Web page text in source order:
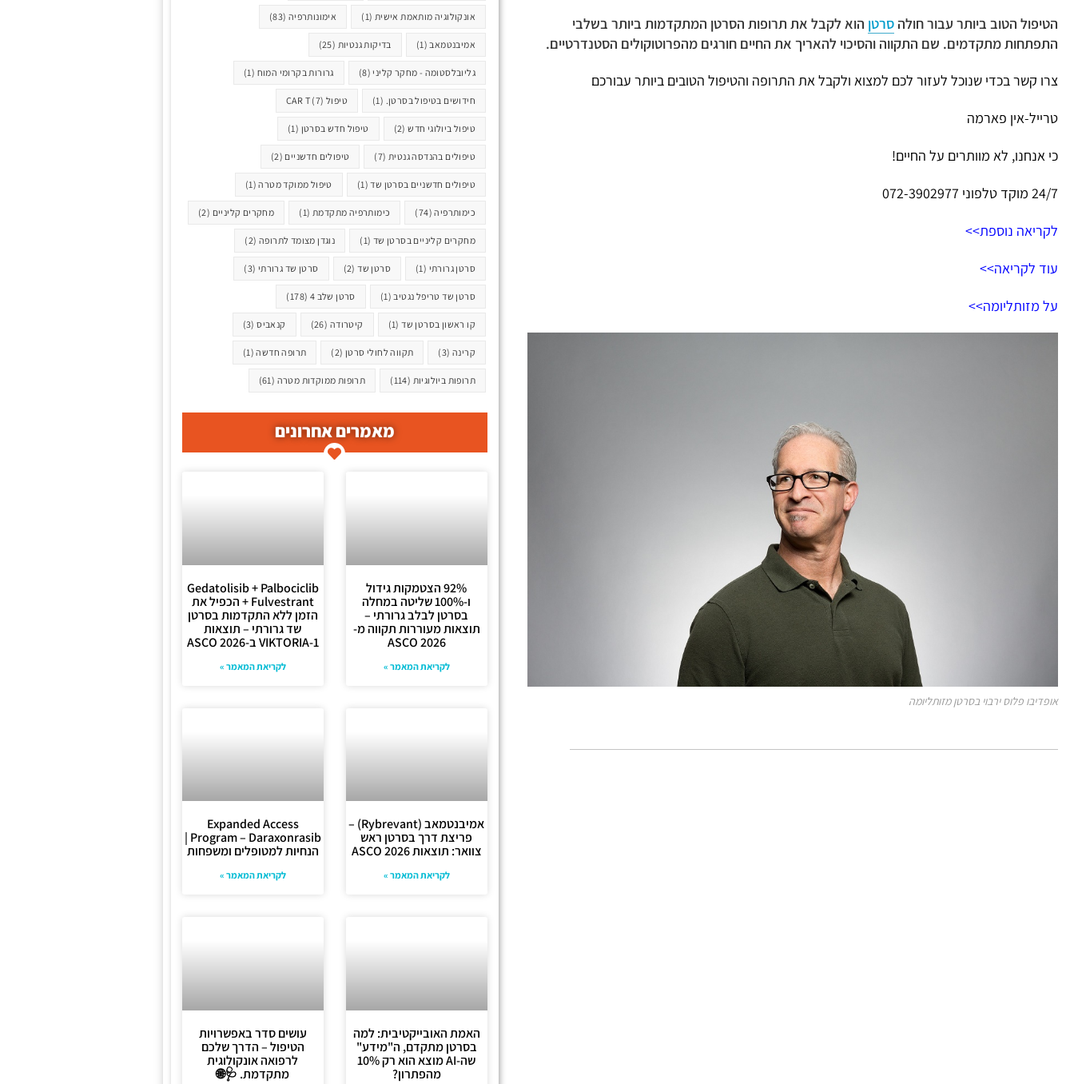
הטיפול הטוב ביותר עבור חולה סרטן הוא לקבל את תרופות הסרטן המתקדמות ביותר בשלבי
התפתחות מתקדמים. שם התקווה והסיכוי להאריך את החיים חורגים מהפרוטוקולים הסטנדרטיים.
צרו קשר בכדי שנוכל לעזור לכם למצוא ולקבל את התרופה והטיפול הטובים ביותר עבורכם
טרייל-אין פארמה
כי אנחנו, לא מוותרים על החיים!
24/7 מוקד טלפוני 072-3902977
לקריאה נוספת>>
עוד לקריאה>>
על מזותליומה>>
אופדיבו פלוס ירבוי בסרטן מזותליומה
אונקולוגיה מותאמת אישית (1) אימונותרפיה (83)
אמיבנטמאב(1) בדיקות גנטיות (25)
גליובלסטומה - מחקר קליני(8) גרורות בקרומי המוח (1)
חידושים בטיפול בסרטן. (1) טיפול CAR T (7)
טיפול ביולוגי חדש(2) טיפול חדש בסרטן (1)
טיפולים בהנדסה גנטית (7) טיפולים חדשניים (2)
טיפולים חדשניים בסרטן שד(1) טיפול ממוקד מטרה(1)
כימותרפיה(74) כימותרפיה מתקדמת (1) מחקרים קליניים (2)
מחקרים קליניים בסרטן שד (1) נוגדן מצומד לתרופה (2)
סרטן גרורתי (1) סרטן שד(2) סרטן שד גרורתי (3)
סרטן שד טריפל נגטיב(1) סרטן שלב 4 (178)
קו ראשון בסרטן שד(1) קיטרודה (26) קנאביס(3)
קרינה (3) תקווה לחולי סרטן (2) תרופה חדשה(1)
תרופות ביולוגיות (114) תרופות ממוקדות מטרה (61)
מאמרים אחרונים
92% הצטמקות גידול
ו-100% שליטה במחלה
בסרטן לבלב גרורתי –
תוצאות מעוררות תקווה מ-
ASCO 2026
לקריאת המאמר »
Gedatolisib + Palbociclib
+ Fulvestrant הכפיל את
הזמן ללא התקדמות בסרטן
שד גרורתי – תוצאות
VIKTORIA-1 ב-ASCO 2026
לקריאת המאמר »
אמיבנטמאב (Rybrevant) –
פריצת דרך בסרטן ראש
צוואר: תוצאות ASCO 2026
לקריאת המאמר »
Expanded Access
Program – Daraxonrasib |
הנחיות למטופלים ומשפחות
לקריאת המאמר »
האמת האובייקטיבית: למה
בסרטן מתקדם, ה"מידע"
שה-AI מוצא הוא רק 10%
מהפתרון?
עושים סדר באפשרויות
הטיפול – הדרך שלכם
לרפואה אונקולוגית
מתקדמת. 🩺🌐